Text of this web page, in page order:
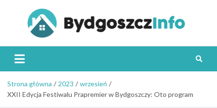
Strona główna 2023
wrzesień
XXII Edycja Festiwalu Prapremier w Bydgoszczy: Oto program